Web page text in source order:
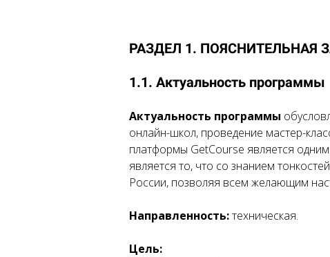
РАЗДЕЛ 1. ПОЯСНИТЕЛЬНАЯ
1.1. Актуальность программы
Актуальность программы
онлайн-школ, проведение мастер-
платформы GetCourse является
является то, что со знанием
России, позволяя всем желающим
Направленность:техническая.
Цель: